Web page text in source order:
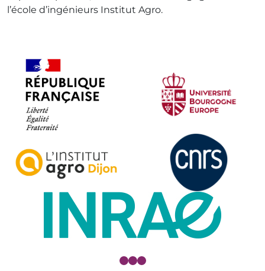
l’école d’ingénieurs Institut Agro.